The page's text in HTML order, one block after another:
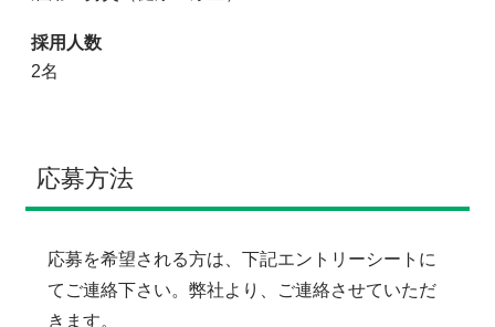
採用人数
2名
応募方法
応募を希望される方は、下記エントリーシートに
てご連絡下さい。弊社より、ご連絡させていただ
きます。